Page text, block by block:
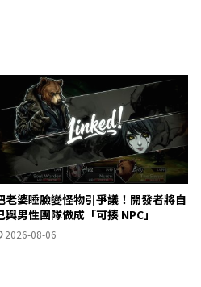
老婆睡臉變怪物引爭議！開發者將自
與男性團隊做成「可揍 NPC」
2026-08-06